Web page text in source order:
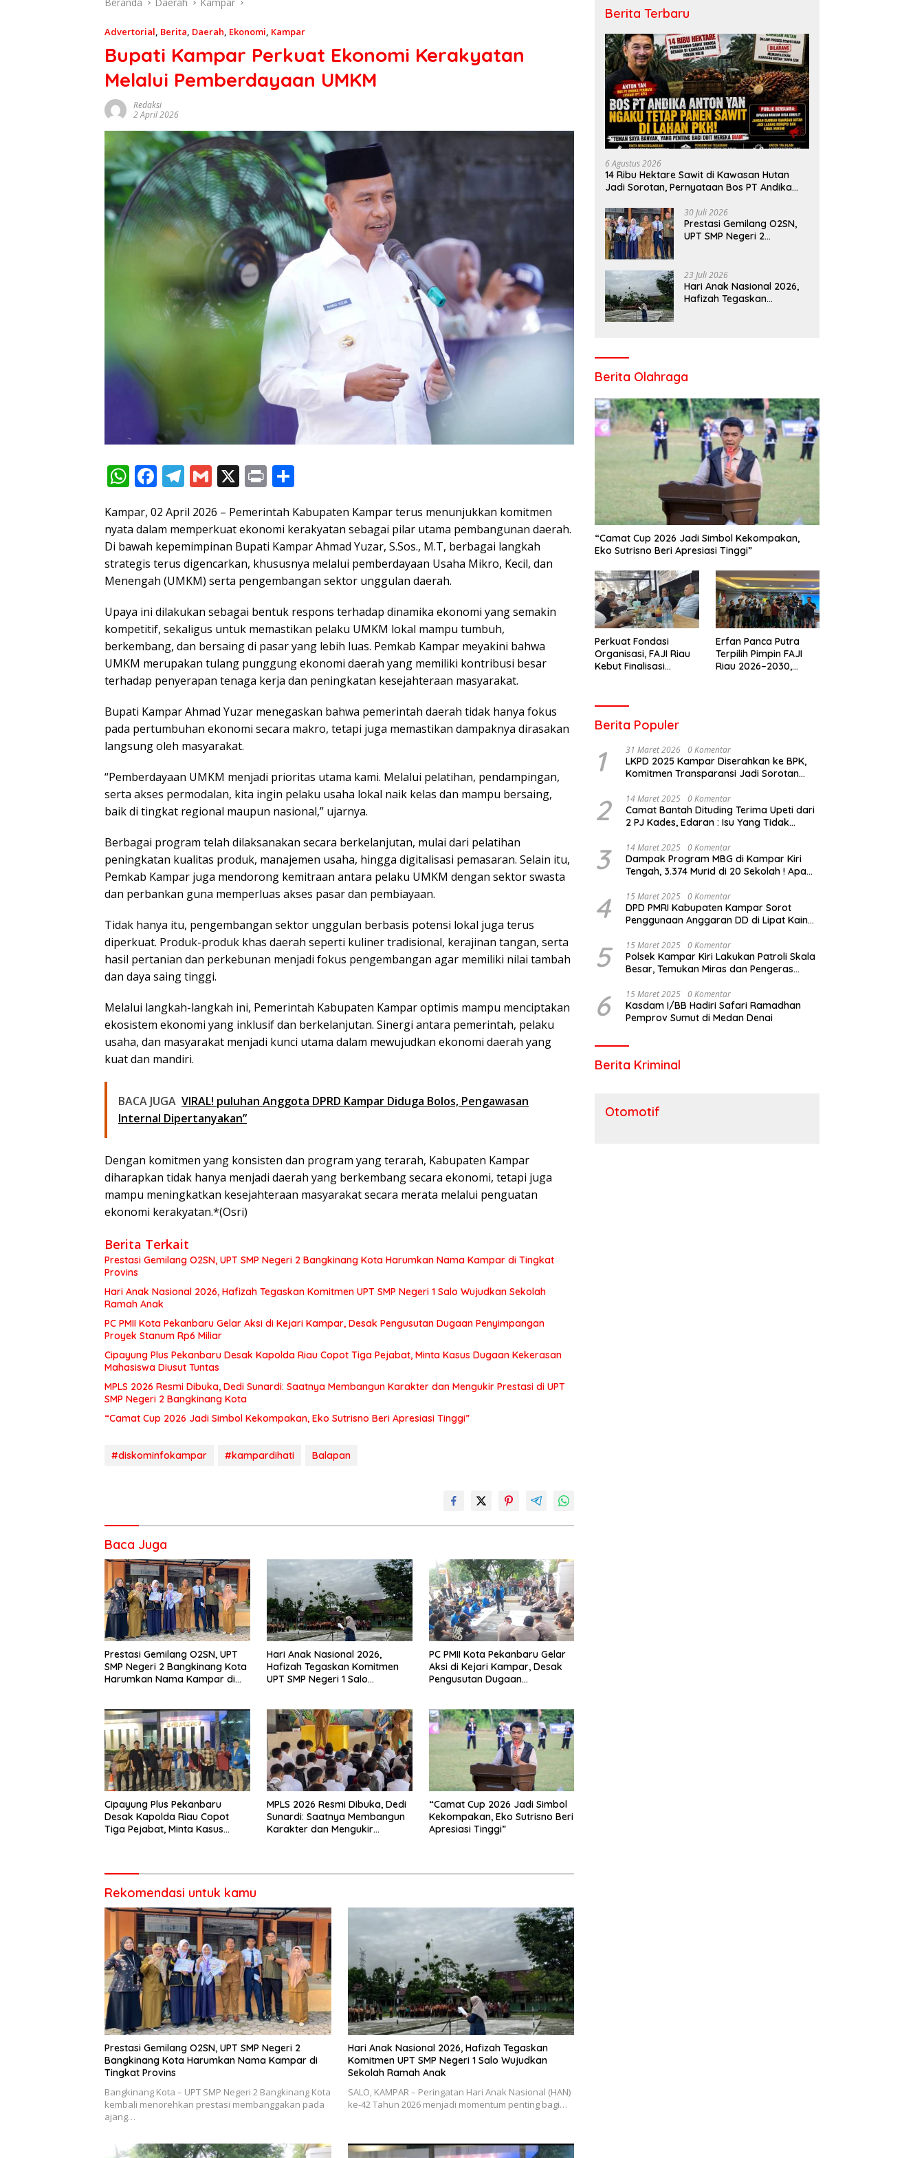
Advertorial, Berita, Daerah, Ekonomi, Kampar
Bupati Kampar Perkuat Ekonomi Kerakyatan
Melalui Pemberdayaan UMKM
Redaksi
2 April 2026
W
at
s
A
p
p
F
e
b
o
o
k
T
e
gr
a
m
G
ai
l
X Pr
t ar
e
Kampar, 02 April 2026 – Pemerintah Kabupaten Kampar terus menunjukkan komitmen
nyata dalam memperkuat ekonomi kerakyatan sebagai pilar utama pembangunan daerah.
Di bawah kepemimpinan Bupati Kampar Ahmad Yuzar, S.Sos., M.T, berbagai langkah
strategis terus digencarkan, khususnya melalui pemberdayaan Usaha Mikro, Kecil, dan
Menengah (UMKM) serta pengembangan sektor unggulan daerah.
Upaya ini dilakukan sebagai bentuk respons terhadap dinamika ekonomi yang semakin
kompetitif, sekaligus untuk memastikan pelaku UMKM lokal mampu tumbuh,
berkembang, dan bersaing di pasar yang lebih luas. Pemkab Kampar meyakini bahwa
UMKM merupakan tulang punggung ekonomi daerah yang memiliki kontribusi besar
terhadap penyerapan tenaga kerja dan peningkatan kesejahteraan masyarakat.
Bupati Kampar Ahmad Yuzar menegaskan bahwa pemerintah daerah tidak hanya fokus
pada pertumbuhan ekonomi secara makro, tetapi juga memastikan dampaknya dirasakan
langsung oleh masyarakat.
“Pemberdayaan UMKM menjadi prioritas utama kami. Melalui pelatihan, pendampingan,
serta akses permodalan, kita ingin pelaku usaha lokal naik kelas dan mampu bersaing,
baik di tingkat regional maupun nasional,” ujarnya.
Berbagai program telah dilaksanakan secara berkelanjutan, mulai dari pelatihan
peningkatan kualitas produk, manajemen usaha, hingga digitalisasi pemasaran. Selain itu,
Pemkab Kampar juga mendorong kemitraan antara pelaku UMKM dengan sektor swasta
dan perbankan guna memperluas akses pasar dan pembiayaan.
Tidak hanya itu, pengembangan sektor unggulan berbasis potensi lokal juga terus
diperkuat. Produk-produk khas daerah seperti kuliner tradisional, kerajinan tangan, serta
hasil pertanian dan perkebunan menjadi fokus pengembangan agar memiliki nilai tambah
dan daya saing tinggi.
Melalui langkah-langkah ini, Pemerintah Kabupaten Kampar optimis mampu menciptakan
ekosistem ekonomi yang inklusif dan berkelanjutan. Sinergi antara pemerintah, pelaku
usaha, dan masyarakat menjadi kunci utama dalam mewujudkan ekonomi daerah yang
kuat dan mandiri.
BACA JUGA VIRAL! puluhan Anggota DPRD Kampar Diduga Bolos, Pengawasan
Internal Dipertanyakan”
Dengan komitmen yang konsisten dan program yang terarah, Kabupaten Kampar
diharapkan tidak hanya menjadi daerah yang berkembang secara ekonomi, tetapi juga
mampu meningkatkan kesejahteraan masyarakat secara merata melalui penguatan
ekonomi kerakyatan.*(Osri)
Berita Terkait
Prestasi Gemilang O2SN, UPT SMP Negeri 2 Bangkinang Kota Harumkan Nama Kampar di Tingkat
Provins
Hari Anak Nasional 2026, Hafizah Tegaskan Komitmen UPT SMP Negeri 1 Salo Wujudkan Sekolah
Ramah Anak
PC PMII Kota Pekanbaru Gelar Aksi di Kejari Kampar, Desak Pengusutan Dugaan Penyimpangan
Proyek Stanum Rp6 Miliar
Cipayung Plus Pekanbaru Desak Kapolda Riau Copot Tiga Pejabat, Minta Kasus Dugaan Kekerasan
Mahasiswa Diusut Tuntas
MPLS 2026 Resmi Dibuka, Dedi Sunardi: Saatnya Membangun Karakter dan Mengukir Prestasi di UPT
SMP Negeri 2 Bangkinang Kota
“Camat Cup 2026 Jadi Simbol Kekompakan, Eko Sutrisno Beri Apresiasi Tinggi”
#diskominfokampar #kampardihati Balapan
Baca Juga
Prestasi Gemilang O2SN, UPT
SMP Negeri 2 Bangkinang Kota
Harumkan Nama Kampar di
Hari Anak Nasional 2026,
Hafizah Tegaskan Komitmen
UPT SMP Negeri 1 Salo
PC PMII Kota Pekanbaru Gelar
Aksi di Kejari Kampar, Desak
Pengusutan Dugaan
Cipayung Plus Pekanbaru
Desak Kapolda Riau Copot
Tiga Pejabat, Minta Kasus
MPLS 2026 Resmi Dibuka, Dedi
Sunardi: Saatnya Membangun
Karakter dan Mengukir
“Camat Cup 2026 Jadi Simbol
Kekompakan, Eko Sutrisno Beri
Apresiasi Tinggi”
Rekomendasi untuk kamu
Prestasi Gemilang O2SN, UPT SMP Negeri 2
Bangkinang Kota Harumkan Nama Kampar di
Tingkat Provins
Bangkinang Kota – UPT SMP Negeri 2 Bangkinang Kota
kembali menorehkan prestasi membanggakan pada
ajang…
Hari Anak Nasional 2026, Hafizah Tegaskan
Komitmen UPT SMP Negeri 1 Salo Wujudkan
Sekolah Ramah Anak
SALO, KAMPAR – Peringatan Hari Anak Nasional (HAN)
ke-42 Tahun 2026 menjadi momentum penting bagi…
Berita Terbaru
6 Agustus 2026
14 Ribu Hektare Sawit di Kawasan Hutan
Jadi Sorotan, Pernyataan Bos PT Andika
30 Juli 2026
Prestasi Gemilang O2SN,
UPT SMP Negeri 2
di Tingkat Provins
23 Juli 2026
Hari Anak Nasional 2026,
Hafizah Tegaskan
Berita Olahraga
“Camat Cup 2026 Jadi Simbol Kekompakan,
Eko Sutrisno Beri Apresiasi Tinggi”
Perkuat Fondasi
Organisasi, FAJI Riau
Kebut Finalisasi
Erfan Panca Putra
Terpilih Pimpin FAJI
Riau 2026–2030,
Berita Populer
1 31 Maret 2026 0 Komentar
LKPD 2025 Kampar Diserahkan ke BPK,
Komitmen Transparansi Jadi Sorotan
2 14 Maret 2025 0 Komentar
Camat Bantah Dituding Terima Upeti dari
2 PJ Kades, Edaran : Isu Yang Tidak
3 14 Maret 2025 0 Komentar
Dampak Program MBG di Kampar Kiri
Tengah, 3.374 Murid di 20 Sekolah ! Apa
4 15 Maret 2025 0 Komentar
DPD PMRI Kabupaten Kampar Sorot
Penggunaan Anggaran DD di Lipat Kain
5 15 Maret 2025 0 Komentar
Polsek Kampar Kiri Lakukan Patroli Skala
Besar, Temukan Miras dan Pengeras
6 15 Maret 2025 0 Komentar
Kasdam I/BB Hadiri Safari Ramadhan
Pemprov Sumut di Medan Denai
Berita Kriminal
Otomotif